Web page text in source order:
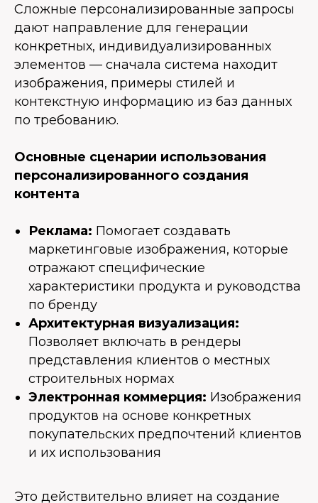
Сложные персонализированные запросы
дают направление для генерации
конкретных, индивидуализированных
элементов — сначала система находит
изображения, примеры стилей и
контекстную информацию из баз данных
по требованию.
Основные сценарии использования
персонализированного создания
контента
Реклама: Помогает создавать
маркетинговые изображения, которые
отражают специфические
характеристики продукта и руководства
по бренду
Архитектурная визуализация:
Позволяет включать в рендеры
представления клиентов о местных
строительных нормах
Электронная коммерция: Изображения
продуктов на основе конкретных
покупательских предпочтений клиентов
и их использования
Это действительно влияет на создание